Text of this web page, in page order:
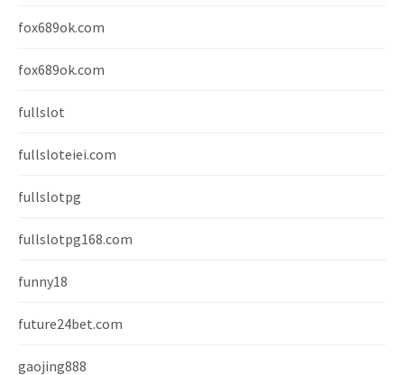
fox689ok.com
fox689ok.com
fullslot
fullsloteiei.com
fullslotpg
fullslotpg168.com
funny18
future24bet.com
gaojing888